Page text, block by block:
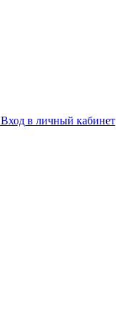
Вход в личный кабинет